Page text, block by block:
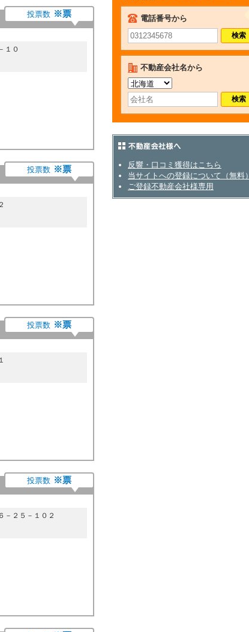
投票数 ※票
１０
投票数 ※票
投票数 ※票
投票数 ※票
－２５－１０２
不動産屋クイックサーチ
電話番号から
不動産会社名から
反響・口コミ獲得はこちら
当サイトへの登録について（無料）
ご登録不動産会社様専用